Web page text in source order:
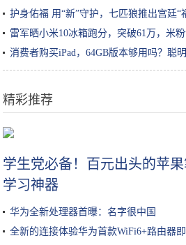
护身佑福 用“新”守护，七匹狼推出宫廷“
雷军晒小米10冰箱跑分，突破61万，米
消费者购买iPad，64GB版本够用吗？聪
精彩推荐
学生党必备！百元出头的苹
学习神器
华为全新处理器首曝：名字很中国
全新的连接体验华为首款WiFi6+路由器